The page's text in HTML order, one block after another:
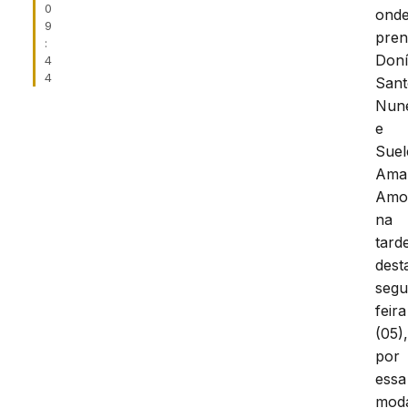
0
9
:
4
4
e
na
feira
(05),
por
essa